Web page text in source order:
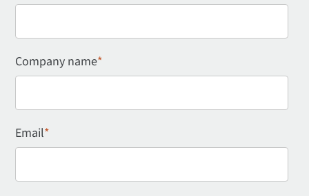
Company name*
Email*